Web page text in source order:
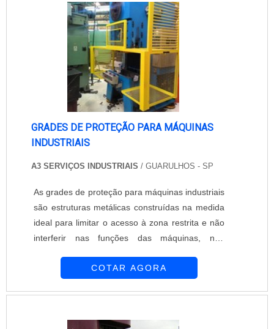
precisão e excelência. Constituídas de tubos
com es....
GRADES DE PROTEÇÃO PARA MÁQUINAS
INDUSTRIAIS
A3 SERVIÇOS INDUSTRIAIS / GUARULHOS - SP
As grades de proteção para máquinas industriais
são estruturas metálicas construídas na medida
ideal para limitar o acesso à zona restrita e não
interferir nas funções das máquinas, não
estrutura é construída após muito estudo sobre
COTAR AGORA